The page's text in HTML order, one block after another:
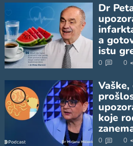
Dr
a
istu
0 0
koje
0 0